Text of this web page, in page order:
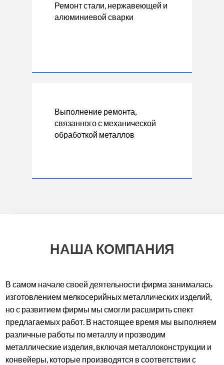
Ремонт стали, нержавеющей и
алюминиевой сварки
Выполнение ремонта,
связанного с механической
обработкой металлов
НАША КОМПАНИЯ
В самом начале своей деятельности фирма занималась
изготовлением мелкосерийных металлических изделий,
но с развитием фирмы мы смогли расширить спект
предлагаемых работ. В настоящее время мы выполняем
различные работы по металлу и прозводим
металлические изделия, включая металлоконструкции и
конвейеры, которые производятся в соответствии с